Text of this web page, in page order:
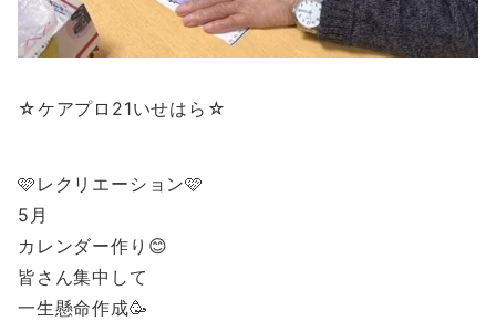
☆ケアプロ21いせはら☆
🩷レクリエーション🩷
5月
カレンダー作り😊
皆さん集中して
一生懸命作成🥳